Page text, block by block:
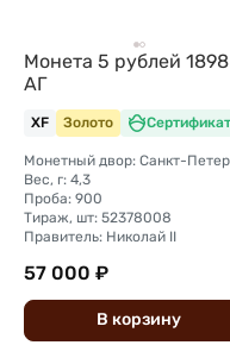
Монета 5 рублей 1898
АГ
XF Золото Сертификат
Вес, г: 4,3
Проба: 900
Тираж, шт: 52378008
Правитель: Николай II
57 000 ₽
В корзину